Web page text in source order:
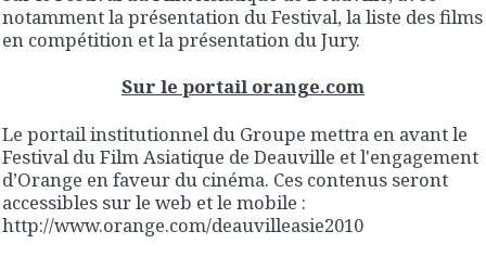
notamment la présentation du Festival, la liste des films
en compétition et la présentation du Jury.
Sur le portail orange.com
Le portail institutionnel du Groupe mettra en avant le
Festival du Film Asiatique de Deauville et l'engagement
d’Orange en faveur du cinéma. Ces contenus seront
accessibles sur le web et le mobile :
http://www.orange.com/deauvilleasie2010